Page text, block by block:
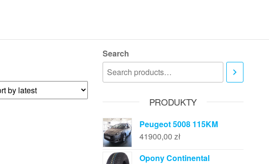
Search
PRODUKTY
Peugeot 5008 115KM
41900,00 zł
Opony Continental